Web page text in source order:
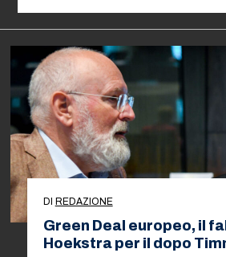
DI REDAZIONE
Green Deal europeo, il
Hoekstra per il dopo